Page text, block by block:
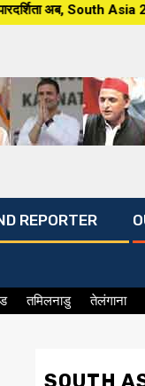
24×7 पर खबर
REPORTER
तमिलनाडु तेलंगाना
SOUTH